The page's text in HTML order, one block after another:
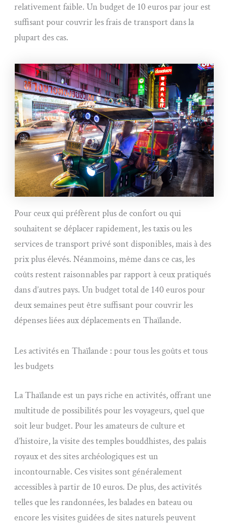
relativement faible. Un budget de 10 euros par jour est
suffisant pour couvrir les frais de transport dans la
plupart des cas.
Pour ceux qui préfèrent plus de confort ou qui
souhaitent se déplacer rapidement, les taxis ou les
services de transport privé sont disponibles, mais à des
prix plus élevés. Néanmoins, même dans ce cas, les
coûts restent raisonnables par rapport à ceux pratiqués
dans d’autres pays. Un budget total de 140 euros pour
deux semaines peut être suffisant pour couvrir les
dépenses liées aux déplacements en Thaïlande.
Les activités en Thaïlande : pour tous les goûts et tous
les budgets
La Thaïlande est un pays riche en activités, offrant une
multitude de possibilités pour les voyageurs, quel que
soit leur budget. Pour les amateurs de culture et
d’histoire, la visite des temples bouddhistes, des palais
royaux et des sites archéologiques est un
incontournable. Ces visites sont généralement
accessibles à partir de 10 euros. De plus, des activités
telles que les randonnées, les balades en bateau ou
encore les visites guidées de sites naturels peuvent